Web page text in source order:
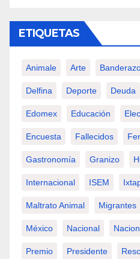
ETIQUETAS
Animale Arte
Delfina Deporte Deuda
Edomex Educación
Encuesta Fallecidos
Gastronomía Granizo
Internacional ISEM
Maltrato Animal Migrantes
México Nacional
Premio Presidente